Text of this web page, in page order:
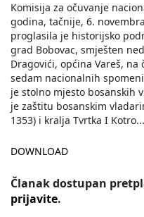
Komisija za očuvanje
godina, tačnije, 6.
proglasila je historijsko
grad Bobovac, smješten
Dragovići, općina Vareš,
sedam nacionalnih
je stolno mjesto bosanskih
je zaštitu bosanskim
1353) i kralja Tvrtka I Kotro...
DOWNLOAD
Članak dostupan
prijavite.